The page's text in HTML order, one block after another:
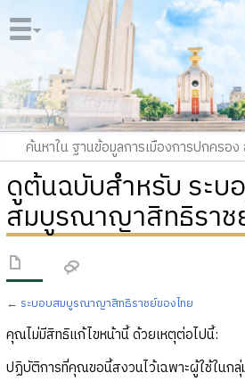
ดูต้นฉบับสำหรับ ระบ
สมบูรณาญาสิทธิราช
← ระบอบสมบูรณาญาสิทธิราชย์ของไทย
คุณไม่มีสิทธิแก้ไขหน้านี้ ด้วยเหตุต่อไปนี้:
ปฏิบัติการที่คุณขอนี้สงวนไว้เฉพาะผู้ใช้ในกลุ่